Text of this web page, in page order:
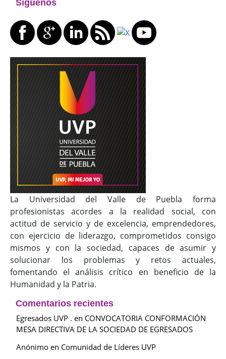
Siguenos
La Universidad del Valle de Puebla forma
profesionistas acordes a la realidad social, con
actitud de servicio y de excelencia, emprendedores,
con ejercicio de liderazgo, comprometidos consigo
mismos y con la sociedad, capaces de asumir y
solucionar los problemas y retos actuales,
fomentando el análisis crítico en beneficio de la
Humanidad y la Patria.
Comentarios recientes
Egresados UVP . en CONVOCATORIA CONFORMACIÓN
MESA DIRECTIVA DE LA SOCIEDAD DE EGRESADOS
Anónimo en Comunidad de Líderes UVP